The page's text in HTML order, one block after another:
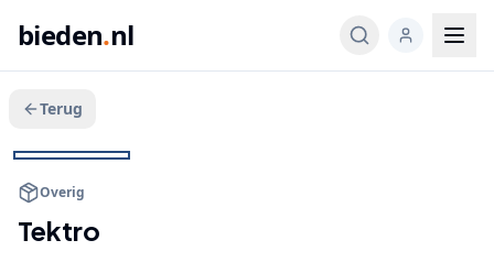
bieden.nl
Terug
Veeg voor meer
Overig
Tektro